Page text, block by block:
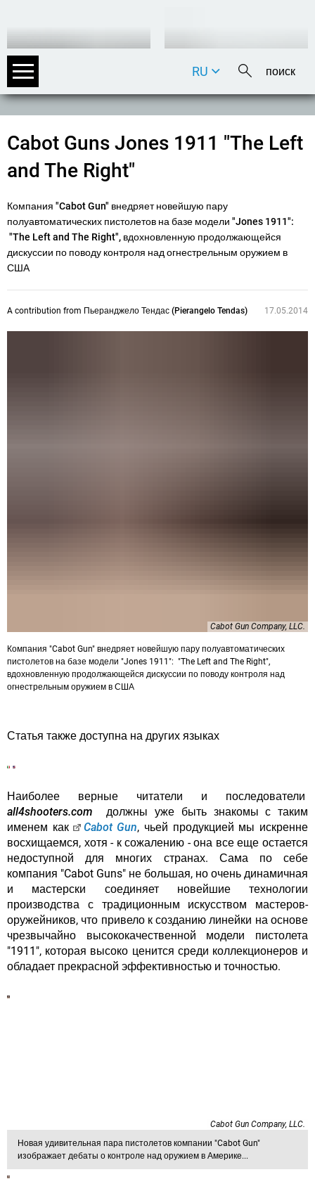
DE
IT
RU
Cabot Guns Jones 1911 "The Left
and The Right"
Компания "Cabot Gun" внедряет новейшую пару
полуавтоматических пистолетов на базе модели "Jones 1911":
"The Left and The Right", вдохновленную продолжающейся
дискуссии по поводу контроля над огнестрельным оружием в
США
A contribution from Пьеранджело Тендас (Pierangelo Tendas) 17.05.2014
Cabot Gun Company, LLC.
Компания "Cabot Gun" внедряет новейшую пару полуавтоматических
пистолетов на базе модели "Jones 1911": "The Left and The Right",
вдохновленную продолжающейся дискуссии по поводу контроля над
огнестрельным оружием в США
Статья также доступна на других языках
Наиболее верные читатели и последователи
all4shooters.com должны уже быть знакомы с таким
именем как
Cabot Gun, чьей продукцией мы искренне
восхищаемся, хотя - к сожалению - она все еще остается
недоступной для многих странах. Сама по себе
компания "Cabot Guns" не большая, но очень динамичная
и мастерски соединяет новейшие технологии
производства с традиционным искусством мастеров-
оружейников, что привело к созданию линейки на основе
чрезвычайно высококачественной модели пистолета
"1911", которая высоко ценится среди коллекционеров и
обладает прекрасной эффективностью и точностью.
Cabot Gun Company, LLC.
Новая удивительная пара пистолетов компании "Cabot Gun"
изображает дебаты о контроле над оружием в Америке...